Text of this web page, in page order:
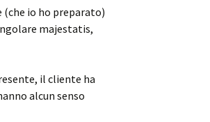
(che io ho preparato)
majestatis,
il cliente ha
alcun senso